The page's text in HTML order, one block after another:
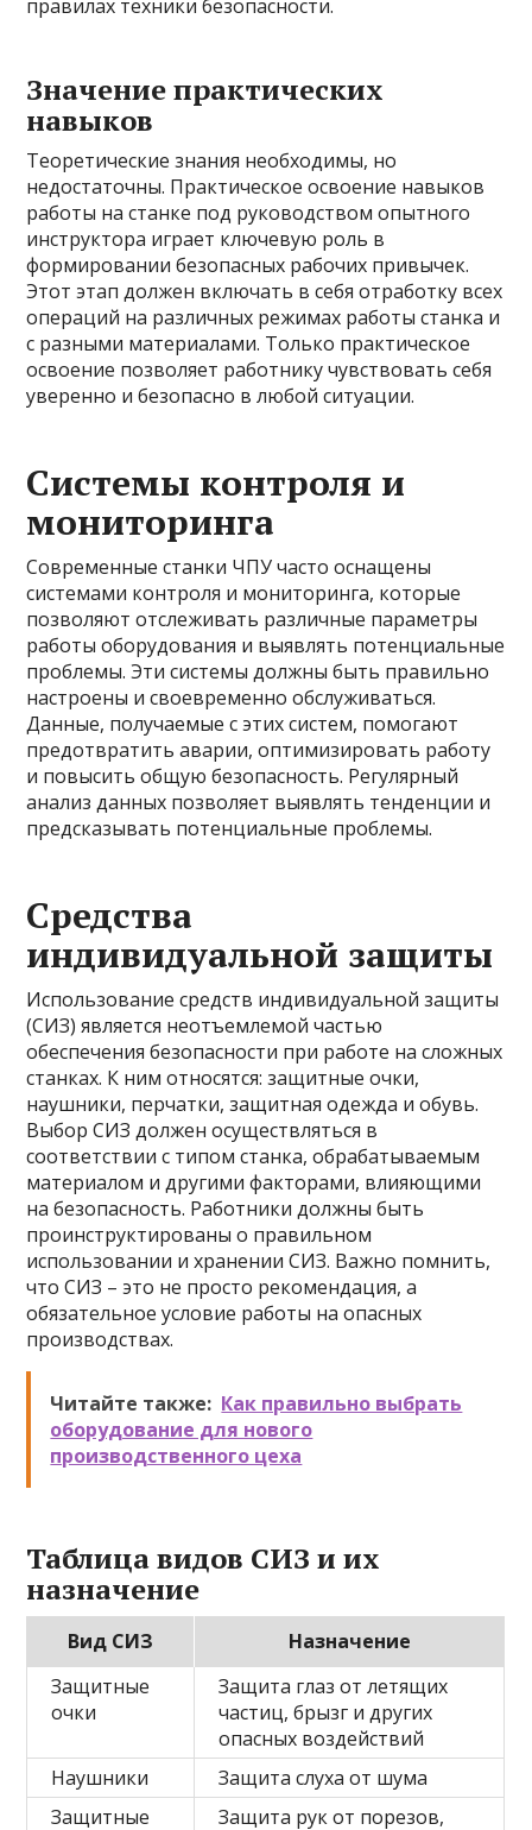
правилах техники безопасности.
Значение практических
навыков
Теоретические знания необходимы, но
недостаточны. Практическое освоение навыков
работы на станке под руководством опытного
инструктора играет ключевую роль в
формировании безопасных рабочих привычек.
Этот этап должен включать в себя отработку всех
операций на различных режимах работы станка и
с разными материалами. Только практическое
освоение позволяет работнику чувствовать себя
уверенно и безопасно в любой ситуации.
Системы контроля и
мониторинга
Современные станки ЧПУ часто оснащены
системами контроля и мониторинга, которые
позволяют отслеживать различные параметры
работы оборудования и выявлять потенциальные
проблемы. Эти системы должны быть правильно
настроены и своевременно обслуживаться.
Данные, получаемые с этих систем, помогают
предотвратить аварии, оптимизировать работу
и повысить общую безопасность. Регулярный
анализ данных позволяет выявлять тенденции и
предсказывать потенциальные проблемы.
Средства
индивидуальной защиты
Использование средств индивидуальной защиты
(СИЗ) является неотъемлемой частью
обеспечения безопасности при работе на сложных
станках. К ним относятся: защитные очки,
наушники, перчатки, защитная одежда и обувь.
Выбор СИЗ должен осуществляться в
соответствии с типом станка, обрабатываемым
материалом и другими факторами, влияющими
на безопасность. Работники должны быть
проинструктированы о правильном
использовании и хранении СИЗ. Важно помнить,
что СИЗ – это не просто рекомендация, а
обязательное условие работы на опасных
производствах.
Читайте также: Как правильно выбрать
оборудование для нового
производственного цеха
Таблица видов СИЗ и их
назначение
Вид СИЗ
Назначение
Защитные
очки
Защита глаз от летящих
частиц, брызг и других
опасных воздействий
Наушники
Защита слуха от шума
Защитные
Защита рук от порезов,